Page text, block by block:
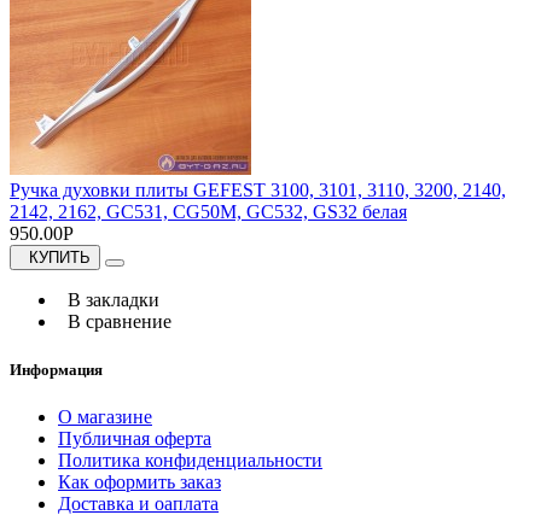
Ручка духовки плиты GEFEST 3100, 3101, 3110, 3200, 2140,
2142, 2162, GC531, CG50M, GC532, GS32 белая
950.00Р
КУПИТЬ
В закладки
В сравнение
Информация
О магазине
Публичная оферта
Политика конфиденциальности
Как оформить заказ
Доставка и оаплата